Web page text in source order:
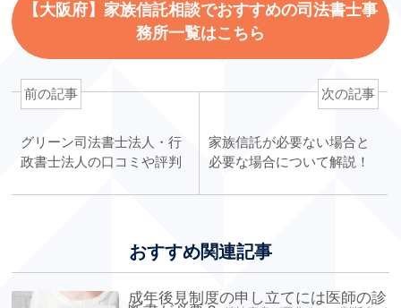
【大阪府】家族信託相談でおすすめの司法書士事
務所一覧はこちら
前の記事
グリーン司法書士法人・行
政書士法人の口コミや評判
次の記事
家族信託が必要ない場合と
必要な場合について解説！
おすすめ関連記事
成年後見制度の申し立てには医師の診